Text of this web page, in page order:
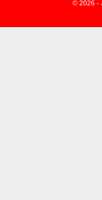
© 2026 -